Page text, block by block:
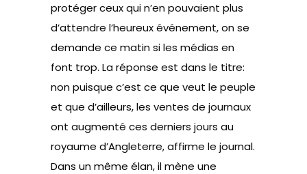
protéger ceux qui n’en pouvaient plus
d’attendre l’heureux événement,on se
demande ce matin si les médias en
font trop. La réponse est dans le titre:
non puisque c’est ce que veut le peuple
et que d’ailleurs, les ventes de journaux
ont augmenté ces derniers jours au
royaume d’Angleterre, affirme le journal.
Dans un même élan, il mène une